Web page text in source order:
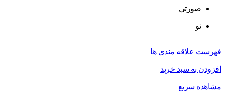
صورتی
نو
فهرست علاقه مندی ها
افزودن به سبد خرید
مشاهده سریع